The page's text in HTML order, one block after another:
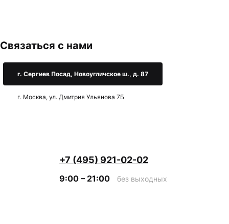
Связаться с нами
г. Сергиев Посад, Новоугличское ш., д. 87
г. Москва, ул. Дмитрия Ульянова 7Б
+7 (495) 921-02-02
9:00 – 21:00 без выходных